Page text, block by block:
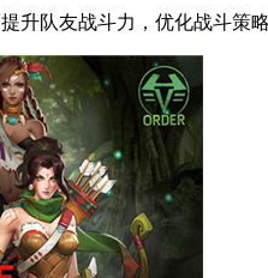
升队友战斗力，优化战斗策略